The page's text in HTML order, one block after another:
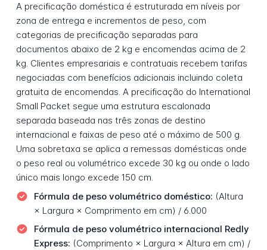
A precificação doméstica é estruturada em níveis por
zona de entrega e incrementos de peso, com
categorias de precificação separadas para
documentos abaixo de 2 kg e encomendas acima de 2
kg. Clientes empresariais e contratuais recebem tarifas
negociadas com benefícios adicionais incluindo coleta
gratuita de encomendas. A precificação do International
Small Packet segue uma estrutura escalonada
separada baseada nas três zonas de destino
internacional e faixas de peso até o máximo de 500 g.
Uma sobretaxa se aplica a remessas domésticas onde
o peso real ou volumétrico excede 30 kg ou onde o lado
único mais longo excede 150 cm.
Fórmula de peso volumétrico doméstico: (Altura
× Largura × Comprimento em cm) / 6.000
Fórmula de peso volumétrico internacional Redly
Express: (Comprimento × Largura × Altura em cm) /